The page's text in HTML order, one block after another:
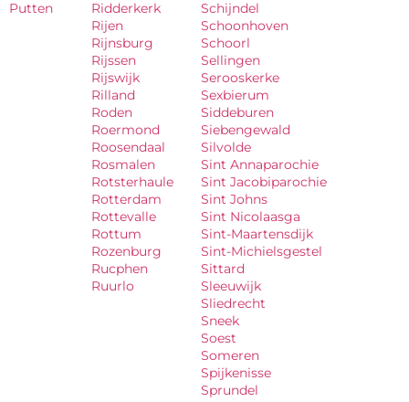
Putten
Ridderkerk
Rijen
Rijnsburg
Rijssen
Rijswijk
Rilland
Roden
Roermond
Roosendaal
Rosmalen
Rotsterhaule
Rotterdam
Rottevalle
Rottum
Rozenburg
Rucphen
Ruurlo
Schijndel
Schoonhoven
Schoorl
Sellingen
Serooskerke
Sexbierum
Siddeburen
Siebengewald
Silvolde
Sint Annaparochie
Sint Jacobiparochie
Sint Johns
Sint Nicolaasga
Sint-Maartensdijk
Sint-Michielsgestel
Sittard
Sleeuwijk
Sliedrecht
Sneek
Soest
Someren
Spijkenisse
Sprundel